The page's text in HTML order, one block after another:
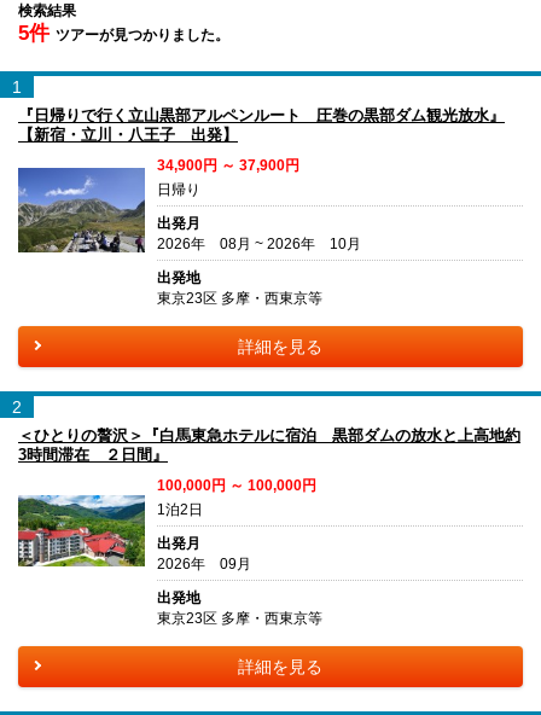
検索結果
5件 ツアーが見つかりました。
1
『日帰りで行く立山黒部アルペンルート 圧巻の黒部ダム観光放水』
【新宿・立川・八王子 出発】
34,900円 ～ 37,900円
日帰り
出発月
2026年 08月 ~ 2026年 10月
出発地
東京23区 多摩・西東京等
詳細を見る
2
＜ひとりの贅沢＞『白馬東急ホテルに宿泊 黒部ダムの放水と上高地約
3時間滞在 ２日間』
100,000円 ～ 100,000円
1泊2日
出発月
2026年 09月
出発地
東京23区 多摩・西東京等
詳細を見る